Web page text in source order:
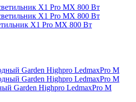
X1 Pro MX 800 Вт
Garden Highpro LedmaxPro M